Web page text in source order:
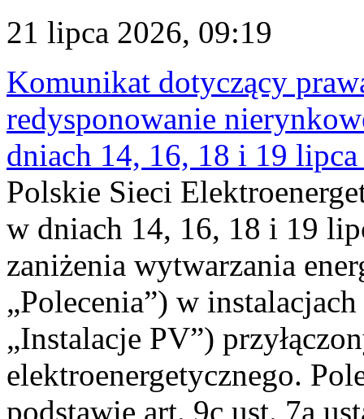
21 lipca 2026, 09:19
Komunikat dotyczący
redysponowanie
dniach 14, 16, 18 i 19
Polskie Sieci
w dniach 14, 16, 18 i 19
zaniżenia wytwarzania
„Polecenia”) w
„Instalacje PV”)
elektroenergetycznego.
podstawie art. 9c ust. 7a